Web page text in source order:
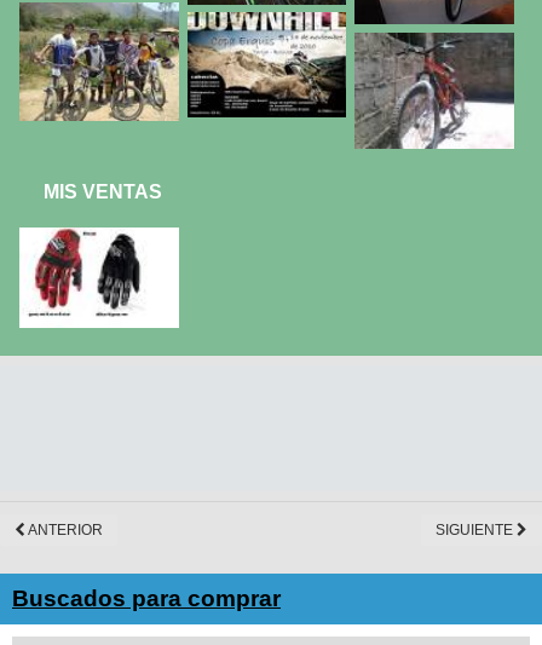
MIS VENTAS
ANTERIOR SIGUIENTE
Buscados para comprar